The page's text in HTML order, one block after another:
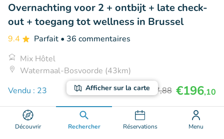
Découvrir Rechercher Réservations Menu
Afficher sur la carte
Overnachting voor 2 + ontbijt + late check-
out + toegang tot wellness in Brussel
9.4 Parfait • 36 commentaires
Mix Hôtel
Watermaal-Bosvoorde (43km)
Vendu : 23
€267,88 €196,10
26% réduction